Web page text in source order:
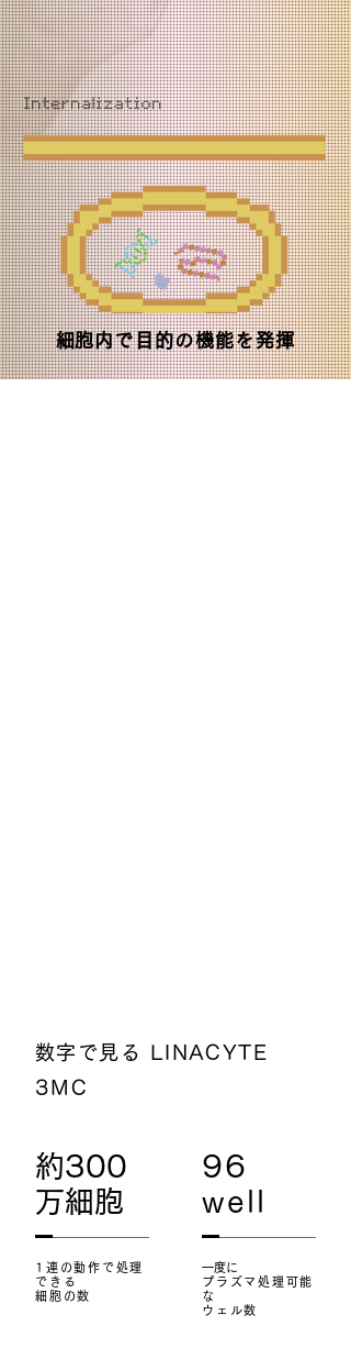
​細胞内で目的の機能を発揮
数字で見る LINACYTE
3MC
約300
万細胞
1連の動作で処理
できる
細胞の数
96
well
一度に
プラズマ処理可能
な
ウェル数